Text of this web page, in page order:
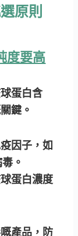
原則
度要高
蛋白含
鍵。
因子，如
。
蛋白濃度
產品，防